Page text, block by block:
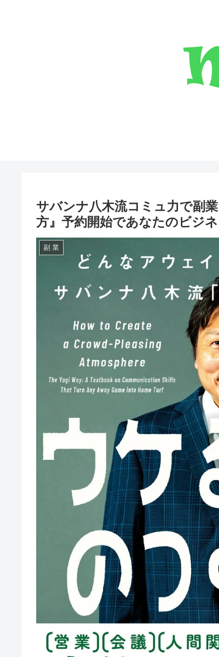
サバンナ八木流コミュ力で副
方』予約開始であなたのビジ
副 業